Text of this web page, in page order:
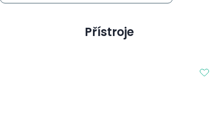
Přístroje